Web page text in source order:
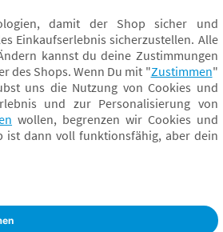
reer